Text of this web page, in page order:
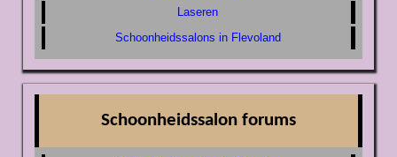
Laseren
Schoonheidssalons in Flevoland
Schoonheidssalon forums